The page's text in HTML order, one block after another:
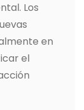
Los
en
el